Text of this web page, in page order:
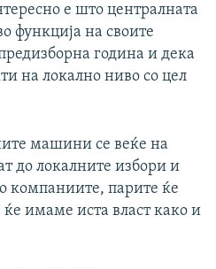
е што централната
функција на своите
година и дека
на локално ниво со цел
машини се веќе на
до локалните избори и
компаниите, парите ќе
имаме иста власт како и